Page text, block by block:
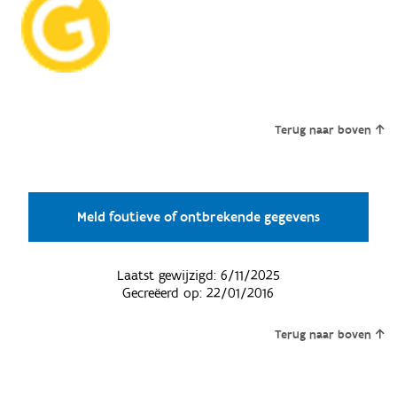
Terug naar boven
Meld foutieve of ontbrekende gegevens
Laatst gewijzigd: 6/11/2025
Gecreëerd op:22/01/2016
Terug naar boven